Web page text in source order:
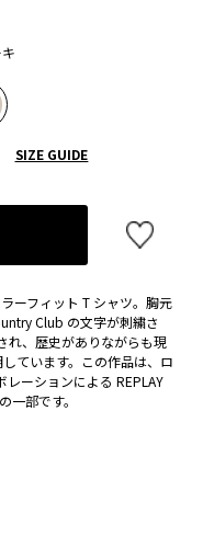
SIZE GUIDE
ーフィット T シャツ。胸元
Club の文字が刺繍さ
れ、歴史がありながらも現
ています。この作品は、ロ
ーションによる REPLAY
部です。